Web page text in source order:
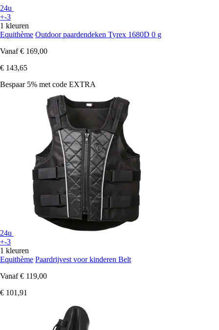
24u
+-3
1 kleuren
Equithème Outdoor paardendeken Tyrex 1680D 0 g
Vanaf € 169,00
€ 143,65
Bespaar 5% met code EXTRA
24u
+-3
1 kleuren
Equithème Paardrijvest voor kinderen Belt
Vanaf € 119,00
€ 101,91